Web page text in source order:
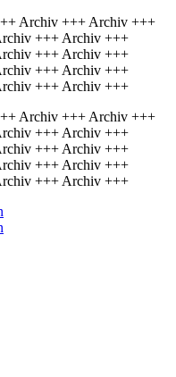
Archiv +++ Archiv +++
+++ Archiv +++
+++ Archiv +++
+++ Archiv +++
+++ Archiv +++
Archiv +++ Archiv +++
+++ Archiv +++
+++ Archiv +++
+++ Archiv +++
+++ Archiv +++